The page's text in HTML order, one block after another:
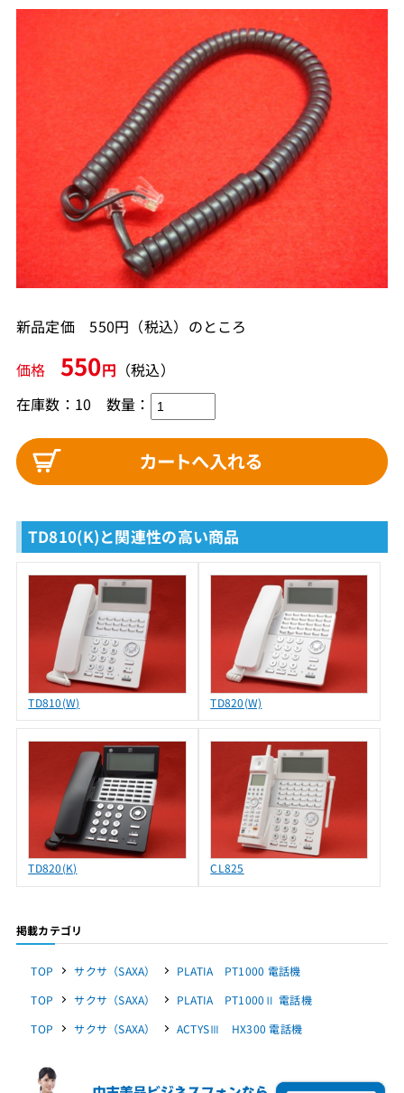
新品定価 550円（税込）のところ
価格 550円 （税込）
在庫数：10 数量：
TD810(K)と関連性の高い商品
TD810(W) TD820(W)
TD820(K) CL825
掲載カテゴリ
TOP サクサ（SAXA）
PLATIA PT1000 電話機
TOP
サクサ（SAXA）
PLATIA PT1000Ⅱ 電話機
TOP
サクサ（SAXA） ACTYSⅢ HX300 電話機